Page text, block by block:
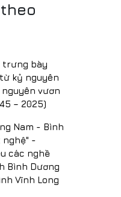
trưng bày
kỷ nguyên
vươn
– 2025)
Nam - Bình
nghệ" -
các nghề
Bình Dương
Vĩnh Long